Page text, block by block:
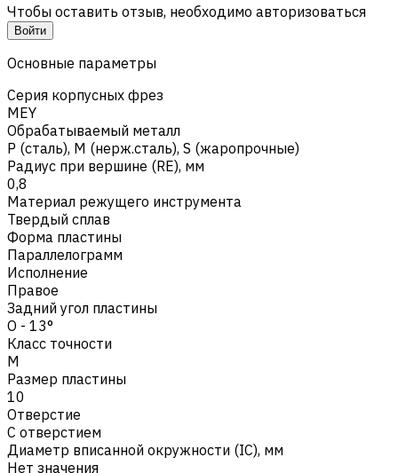
Чтобы оставить отзыв, необходимо авторизоваться
Войти
Основные параметры
Серия корпусных фрез
MEY
Обрабатываемый металл
Р (сталь), M (нерж.сталь), S (жаропрочные)
Радиус при вершине (RE), мм
0,8
Материал режущего инструмента
Твердый сплав
Форма пластины
Параллелограмм
Исполнение
Правое
Задний угол пластины
O - 13°
Класс точности
M
Размер пластины
10
Отверстие
С отверстием
Диаметр вписанной окружности (IC), мм
Нет значения